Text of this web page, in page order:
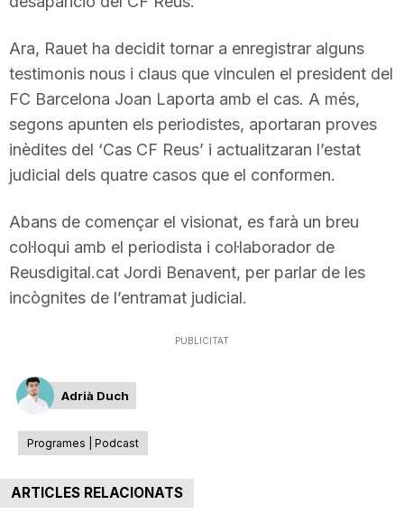
Ara, Rauet ha decidit tornar a enregistrar alguns
testimonis nous i claus que vinculen el president del
FC Barcelona Joan Laporta amb el cas. A més,
segons apunten els periodistes, aportaran proves
inèdites del ‘Cas CF Reus’ i actualitzaran l’estat
judicial dels quatre casos que el conformen.
Abans de començar el visionat, es farà un breu
col·loqui amb el periodista i col·laborador de
Reusdigital.cat Jordi Benavent, per parlar de les
incògnites de l’entramat judicial.
PUBLICITAT
Adrià Duch
Programes | Podcast
ARTICLES RELACIONATS